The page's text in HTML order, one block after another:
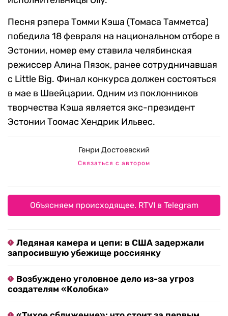
Песня рэпера Томми Кэша (Томаса Тамметса)
победила 18 февраля на национальном отборе в
Эстонии, номер ему ставила челябинская
режиссер Алина Пязок, ранее сотрудничавшая
с Little Big. Финал конкурса должен состояться
в мае в Швейцарии. Одним из поклонников
творчества Кэша является экс-президент
Эстонии Тоомас Хендрик Ильвес.
Генри Достоевский
Связаться с автором
Объясняем происходящее. RTVI в Telegram
Ледяная камера и цепи: в США задержали
запросившую убежище россиянку
Возбуждено уголовное дело из-за угроз
создателям «Колобка»